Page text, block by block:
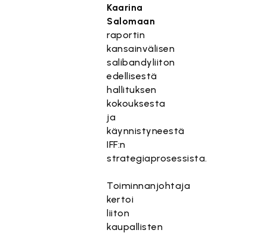
Kaarina
Salomaan
raportin
kansainvälisen
salibandyliiton
edellisestä
hallituksen
kokouksesta
ja
käynnistyneestä
IFF:n
strategiaprosessista.
Toiminnanjohtaja
kertoi
liiton
kaupallisten